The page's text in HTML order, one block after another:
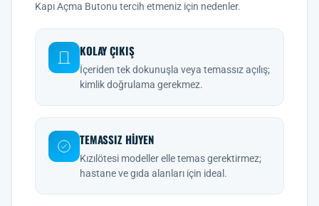
Kapı Açma Butonu tercih etmeniz için nedenler.
KOLAY ÇIKIŞ
İçeriden tek dokunuşla veya temassız açılış;
kimlik doğrulama gerekmez.
TEMASSIZ HIJYEN
Kızılötesi modeller elle temas gerektirmez;
hastane ve gıda alanları için ideal.